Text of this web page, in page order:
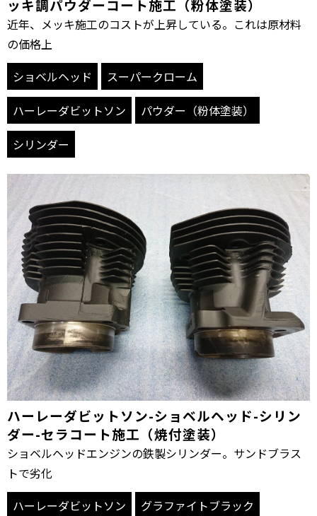
ッキ調パウダーコート施工（粉体塗装）
近年、メッキ施工のコストが上昇している。これは原材料
の価格上
ショベルヘッド
スーパークローム
ハーレーダビットソン
パウダー（粉体塗装）
シリンダー
ハーレーダビットソン-ショベルヘッド-シリン
ダー-セラコート施工（焼付塗装）
ショベルヘッドエンジンの鉄製シリンダー。サンドブラス
トで劣化
ハーレーダビットソン
グラファイトブラック